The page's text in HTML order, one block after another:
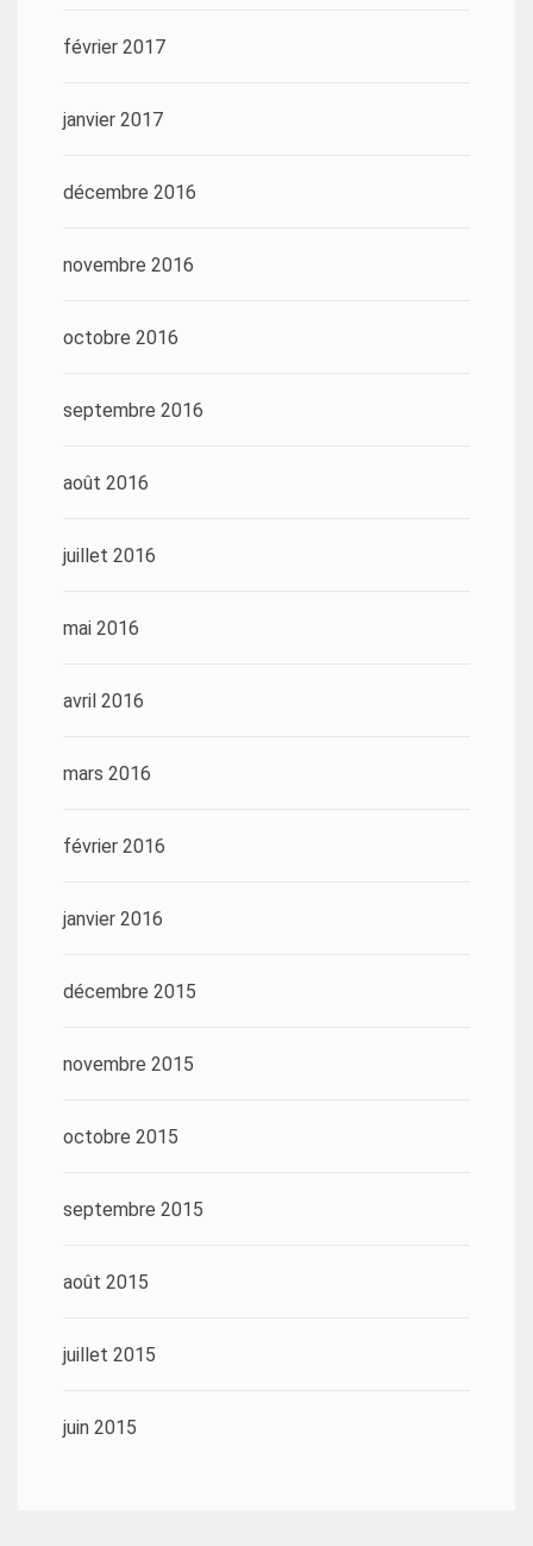
février 2017
janvier 2017
décembre 2016
novembre 2016
octobre 2016
septembre 2016
août 2016
juillet 2016
mai 2016
avril 2016
mars 2016
février 2016
janvier 2016
décembre 2015
novembre 2015
octobre 2015
septembre 2015
août 2015
juillet 2015
juin 2015